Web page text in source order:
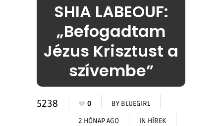
SHIA LABEOUF:
„Befogadtam
Jézus Krisztust a
szívembe”
5238 0 BY BLUEGIRL
2 HÓNAP AGO IN HÍREK